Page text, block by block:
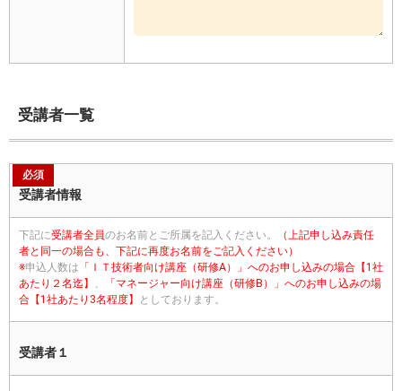
受講者一覧
必須
受講者情報
下記に受講者全員のお名前とご所属を記入ください。
（上記申し込み責任
者と同一の場合も、下記に再度お名前をご記入ください）
※申込人数は 「ＩＴ技術者向け講座（研修A）」へのお申し込みの場合【1社
あたり２名迄】 、
「マネージャー向け講座（研修B）」へのお申し込みの場
合【1社あたり3名程度】
としております。
受講者１